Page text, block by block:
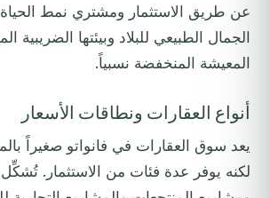
عن طريق الاستثمار ومشتري نمط الحياة
الجمال الطبيعي للبلاد وبيئتها الضريبية
المعيشة المنخفضة نسبياً.
أنواع العقارات ونطاقات الأسعار
يعد سوق العقارات في فانواتو صغيراً
لكنه يوفر عدة فئات من الاستثمار. تُشكِّل